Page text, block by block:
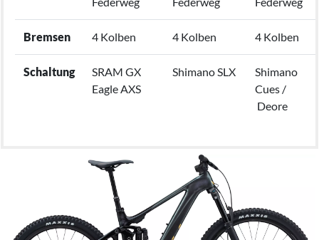
Bremsen 4 Kolben 4 Kolben 4 Kolben
Schaltung
SRAM GX
Eagle AXS
Shimano SLX
Shimano
Cues /
Deore